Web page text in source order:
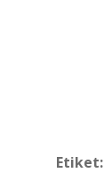
Etiket: